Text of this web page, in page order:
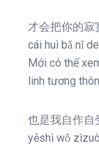
才会把你的寂
cái huì bǎ nǐ
Mới có thể
linh tương
也是我自作自
yěshì wǒ